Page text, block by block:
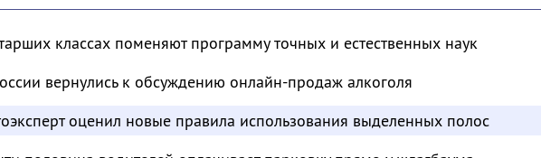
классах поменяют программу точных и естественных наук
вернулись к обсуждению онлайн-продаж алкоголя
оценил новые правила использования выделенных полос